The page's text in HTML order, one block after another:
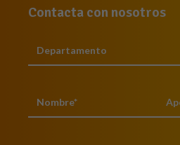
Contacta con nosotros